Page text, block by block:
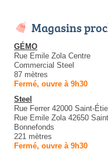
Magasins
GÉMO
Rue Emile Zola Centre
Commercial Steel
87 mètres
Fermé, ouvre à 9h30
Steel
Rue Ferrer 42000 Saint-
Rue Emile Zola 42650
Bonnefonds
221 mètres
Fermé, ouvre à 9h30